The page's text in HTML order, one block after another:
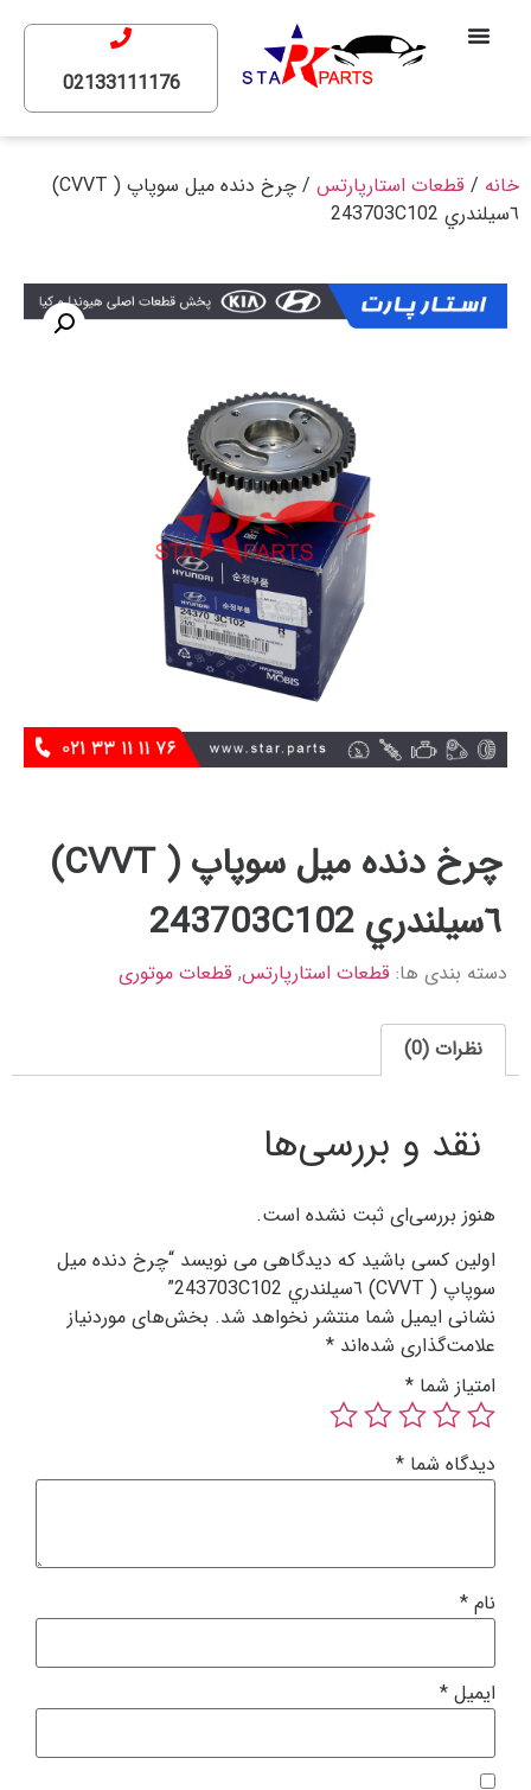
02133111176
خانه / قطعات استارپارتس
/ چرخ دنده ميل سوپاپ ( CVVT)
٦سيلندري 243703C102
چرخ دنده ميل سوپاپ ( CVVT)
٦سيلندري 243703C102
دسته بندی ها: قطعات استارپارتس, قطعات موتوری
نظرات (0)
نقد و بررسی‌ها
هنوز بررسی‌ای ثبت نشده است.
اولین کسی باشید که دیدگاهی می نویسد “چرخ دنده ميل
سوپاپ ( CVVT) ٦سيلندري 243703C102”
نشانی ایمیل شما منتشر نخواهد شد. بخش‌های موردنیاز
علامت‌گذاری شده‌اند *
امتیاز شما *
دیدگاه شما *
نام *
ایمیل *